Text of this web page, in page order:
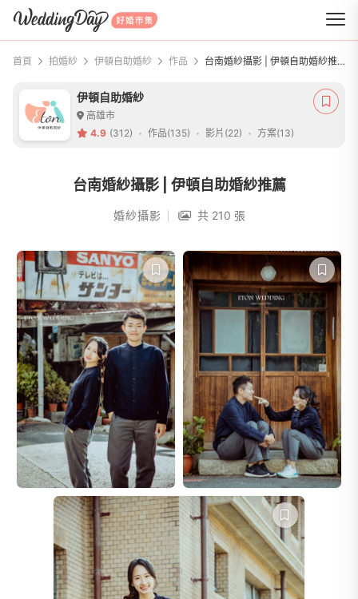
WeddingDay 好婚市集
首頁 拍婚紗 伊頓自助婚紗 作品 台南婚紗攝影 | 伊頓自助婚紗推薦
伊頓自助婚紗
高雄市
4.9 (312) 作品(135) 影片(22) 方案(13)
台南婚紗攝影 | 伊頓自助婚紗推薦
婚紗攝影 共 210 張